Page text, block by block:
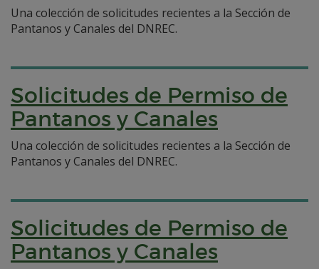
Una colección de solicitudes recientes a la Sección de
Pantanos y Canales del DNREC.
Solicitudes de Permiso de
Pantanos y Canales
Una colección de solicitudes recientes a la Sección de
Pantanos y Canales del DNREC.
Solicitudes de Permiso de
Pantanos y Canales